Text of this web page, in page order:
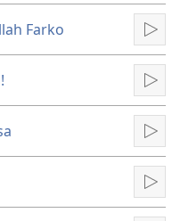
Farko